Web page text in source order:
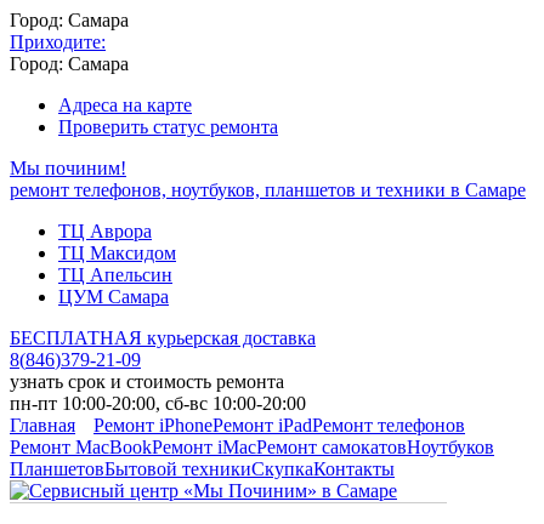
Город: Самара
Приходите:
Город: Самара
Адреса на карте
Проверить статус ремонта
Мы починим!
ремонт телефонов, ноутбуков, планшетов и техники в Самаре
ТЦ Аврора
ТЦ Максидом
ТЦ Апельсин
ЦУМ Самара
БЕСПЛАТНАЯ курьерская доставка
8(846)379-21-09
узнать срок и стоимость ремонта
пн-пт 10:00-20:00, сб-вс 10:00-20:00
Главная
Ремонт iPhoneРемонт iPadРемонт телефонов
Ремонт MacBookРемонт iMacРемонт самокатовНоутбуков
ПланшетовБытовой техникиСкупкаКонтакты